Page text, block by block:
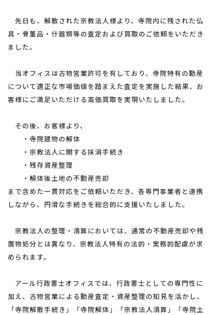
先日も、解散された宗教法人様より、寺院内に残された仏
具・骨董品・什器類等の査定および買取のご依頼をいただき
ました。
当オフィスは古物営業許可を有しており、寺院特有の動産
について適正な市場価値を踏まえた査定を実施した結果、お
客様にご満足いただける高価買取を実現いたしました。
その後、お客様より、
・寺院建物の解体
・宗教法人に関する抹消手続き
・残存資産整理
・解体後土地の不動産売却
まで含めた一貫対応をご依頼いただき、各専門事業者と連携
しながら、円滑な手続きを総合的に支援いたしました。
宗教法人の整理・清算においては、通常の不動産売却や残
置物処分とは異なり、宗教法人特有の法的・実務的配慮が求
められます。
アール行政書士オフィスでは、行政書士としての専門性に
加え、古物営業による動産査定・資産整理の知見を活かし、
「寺院解散手続き」「寺院解体」「宗教法人清算」「寺院土